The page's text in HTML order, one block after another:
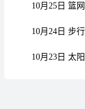
10月25日 篮
10月24日 步
10月23日 太